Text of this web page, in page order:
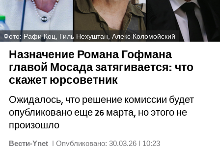
Фото: Рафи Коц, Гиль Нехуштан, Алекс Коломойский
Назначение Романа Гофмана
главой Мосада затягивается: что
скажет юрсоветник
Ожидалось, что решение комиссии будет
опубликовано еще 26 марта, но этого не
произошло
Вести-Ynet | Опубликовано: 30.03.26 | 10:23